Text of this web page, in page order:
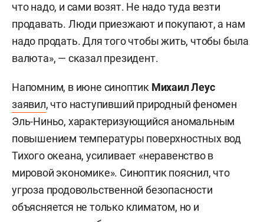
что надо, и сами возят. Не надо туда везти
продавать. Люди приезжают и покупают, а нам
надо продать. Для того чтобы жить, чтобы была
валюта», — сказал президент.
Напомним, в июне синоптик Михаил Леус
заявил, что наступивший природный феномен
Эль-Ниньо, характеризующийся аномальным
повышением температуры поверхностных вод
Тихого океана, усиливает «неравенство в
мировой экономике». Синоптик пояснил, что
угроза продовольственной безопасности
объясняется не только климатом, но и